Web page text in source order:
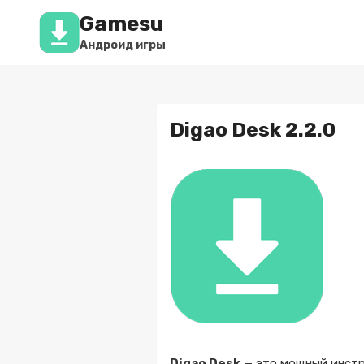
Перейти
содержимому
Gamesu
Андроид игры
Digao Desk 2.2.0